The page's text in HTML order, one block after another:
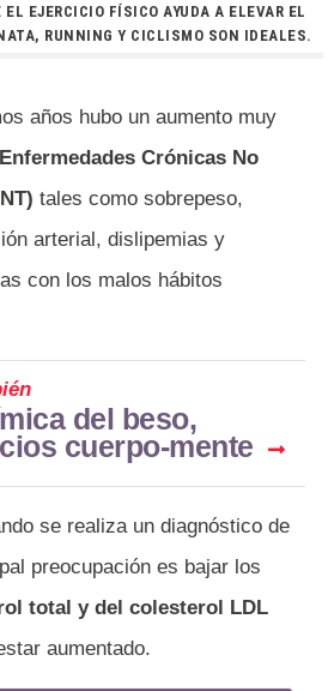
EL EJERCICIO FÍSICO AYUDA A ELEVAR EL
RUNNING Y CICLISMO SON IDEALES.
años hubo un aumento muy
Enfermedades Crónicas No
tales como sobrepeso,
arterial, dislipemias y
con los malos hábitos
del beso,
cuerpo-mente
se realiza un diagnóstico de
preocupación es bajar los
total y del colesterol LDL
aumentado.